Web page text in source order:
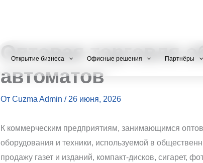
Открытие бизнеса Офисные решения Партнёры
Оптовая торговля
автоматов
От Cuzma Admin / 26 июня, 2026
К коммерческим предприятиям, занимающимся
оборудования и техники, используемой в
продажу газет и изданий, компакт-дисков, сигарет,